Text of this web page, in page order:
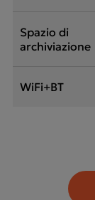
Spazio di
archiviazione
WiFi+BT